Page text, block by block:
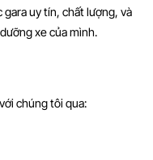
uy tín, chất lượng, và
xe của mình.
chúng tôi qua: